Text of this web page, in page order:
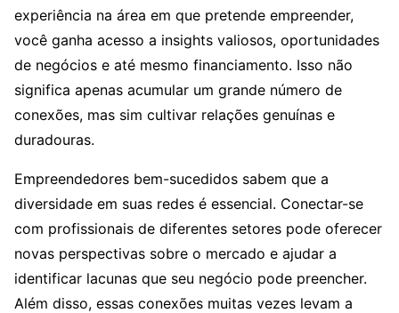
experiência na área em que pretende empreender,
você ganha acesso a insights valiosos, oportunidades
de negócios e até mesmo financiamento. Isso não
significa apenas acumular um grande número de
conexões, mas sim cultivar relações genuínas e
duradouras.
Empreendedores bem-sucedidos sabem que a
diversidade em suas redes é essencial. Conectar-se
com profissionais de diferentes setores pode oferecer
novas perspectivas sobre o mercado e ajudar a
identificar lacunas que seu negócio pode preencher.
Além disso, essas conexões muitas vezes levam a